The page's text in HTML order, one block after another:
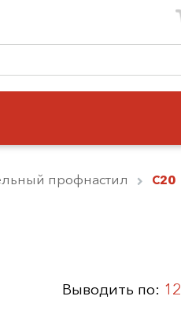
профнастил С20
Выводить по: 12